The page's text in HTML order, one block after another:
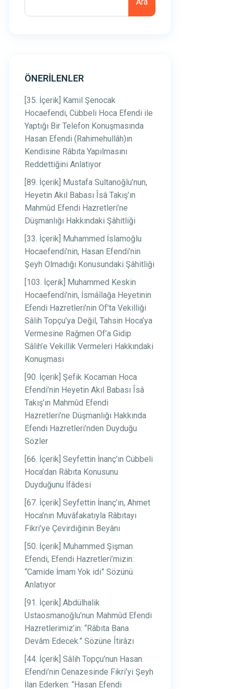
ÖNERILENLER
[35. İçerik] Kamil Şenocak
Hocaefendi, Cübbeli Hoca Efendi ile
Yaptığı Bir Telefon Konuşmasında
Hasan Efendi (Rahimehullâh)ın
Kendisine Râbıta Yapılmasını
Reddettiğini Anlatıyor
[89. İçerik] Mustafa Sultanoğlu’nun,
Heyetin Akıl Babası Îsâ Takış’ın
Mahmûd Efendi Hazretleri’ne
Düşmanlığı Hakkındaki Şâhitliği
[33. İçerik] Muhammed İslamoğlu
Hocaefendi’nin, Hasan Efendi’nin
Şeyh Olmadığı Konusundaki Şâhitliği
[103. İçerik] Muhammed Keskin
Hocaefendi’nin, İsmâîlağa Heyetinin
Efendi Hazretleri’nin Of’ta Vekilliği
Sâlih Topçu’ya Değil, Tahsin Hoca’ya
Vermesine Rağmen Of’a Gidip
Sâlih’e Vekillik Vermeleri Hakkındaki
Konuşması
[90. İçerik] Şefik Kocaman Hoca
Efendi’nin Heyetin Akıl Babası Îsâ
Takış’ın Mahmûd Efendi
Hazretleri’ne Düşmanlığı Hakkında
Efendi Hazretleri’nden Duyduğu
Sözler
[66. İçerik] Seyfettin İnanç’ın Cübbeli
Hoca’dan Râbıta Konusunu
Duyduğunu İfâdesi
[67. İçerik] Seyfettin İnanç’ın, Ahmet
Hoca’nın Muvâfakatıyla Râbıtayı
Fikri’ye Çevirdiğinin Beyânı
[50. İçerik] Muhammed Şişman
Efendi, Efendi Hazretleri’mizin:
“Camide İmam Yok idi” Sözünü
Anlatıyor
[91. İçerik] Abdülhalik
Ustaosmanoğlu’nun Mahmûd Efendi
Hazretlerimiz’in: “Râbıta Bana
Devâm Edecek.” Sözüne Îtirâzı
[44. İçerik] Sâlih Topçu’nun Hasan
Efendi’nin Cenazesinde Fikri’yi Şeyh
İlan Ederken: “Hasan Efendi